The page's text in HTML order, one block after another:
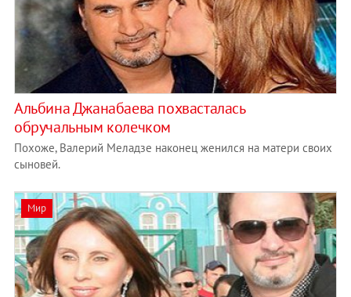
Альбина Джанабаева похвасталась
обручальным колечком
Похоже, Валерий Меладзе наконец женился на матери своих
сыновей.
Мир